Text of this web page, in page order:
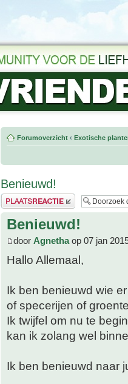
Forumoverzicht ‹ Exotische
Benieuwd!
Plaats een reactie
Benieuwd!
door Agnethaop 07 jan
Hallo Allemaal,
Ik ben benieuwd wie
of specerijen of
Ik twijfel om nu te
kan ik zolang wel
Ik ben benieuwd naar